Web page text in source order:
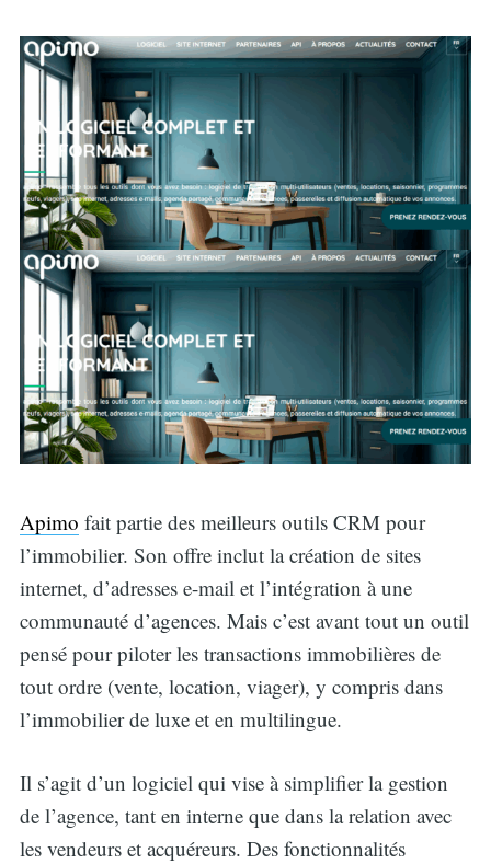
Apimo fait partie des meilleurs outils CRM pour
l’immobilier. Son offre inclut la création de sites
internet, d’adresses e-mail et l’intégration à une
communauté d’agences. Mais c’est avant tout un outil
pensé pour piloter les transactions immobilières de
tout ordre (vente, location, viager), y compris dans
l’immobilier de luxe et en multilingue.
Il s’agit d’un logiciel qui vise à simplifier la gestion
de l’agence, tant en interne que dans la relation avec
les vendeurs et acquéreurs. Des fonctionnalités